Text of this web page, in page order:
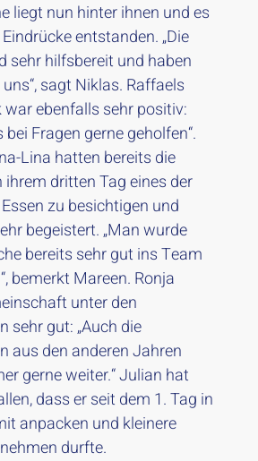
liegt nun hinter ihnen und es
entstanden. „Die
sehr hilfsbereit und haben
sagt Niklas. Raffaels
ebenfalls sehr positiv:
bei Fragen gerne geholfen“.
Lina hatten bereits die
dritten Tag eines der
zu besichtigen und
begeistert. „Man wurde
bereits sehr gut ins Team
bemerkt Mareen. Ronja
unter den
sehr gut: „Auch die
aus den anderen Jahren
gerne weiter.“ Julian hat
dass er seit dem 1. Tag in
anpacken und kleinere
durfte.